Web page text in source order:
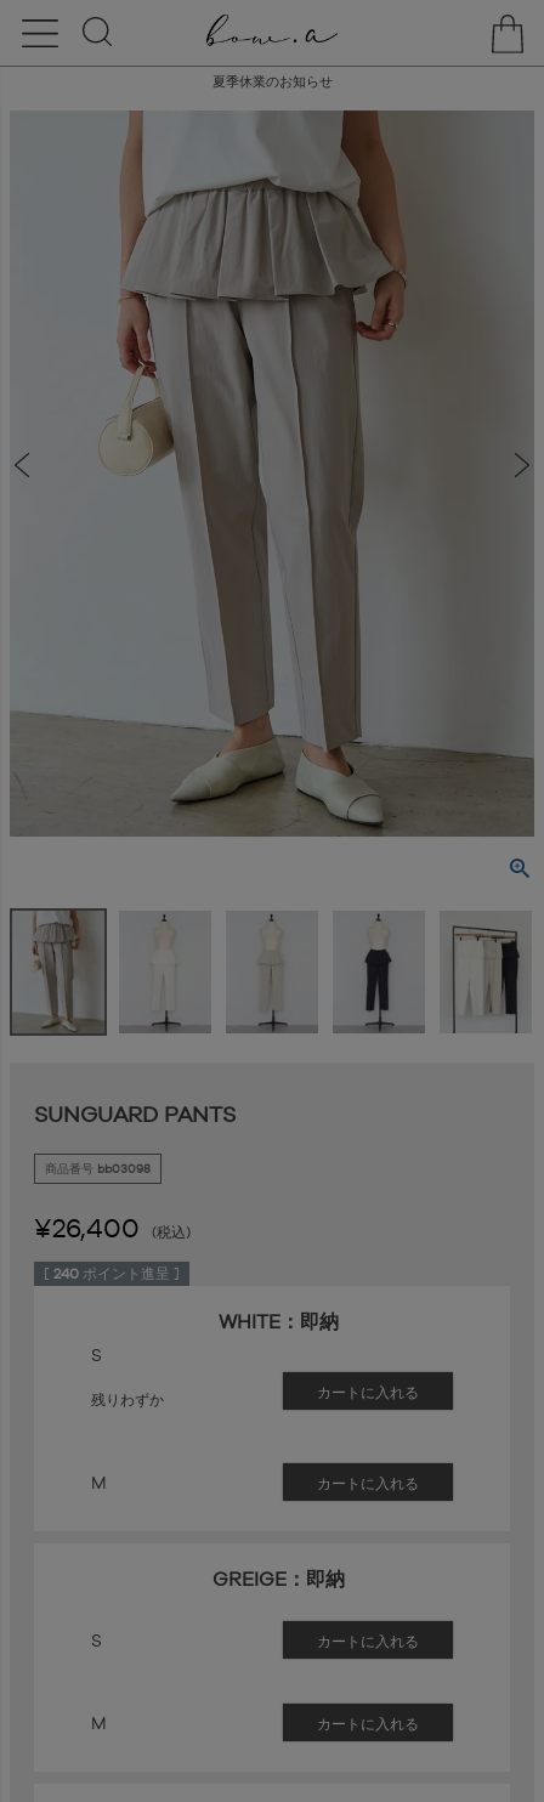
夏季休業のお知らせ
SUNGUARD PANTS
SUNGUARD PANTS
商品番号 bb03098
¥26,400 税込
[ 240 ポイント進呈 ]
WHITE：即納
S
残りわずか カートに入れる
M カートに入れる
GREIGE：即納
S カートに入れる
M カートに入れる